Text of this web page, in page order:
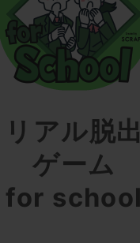
リアル脱
ゲーム
for